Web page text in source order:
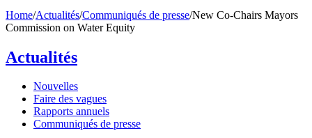
Home/Actualités/Communiqués de presse/New Co-Chairs Mayors
Commission on Water Equity
Actualités
Nouvelles
Faire des vagues
Rapports annuels
Communiqués de presse